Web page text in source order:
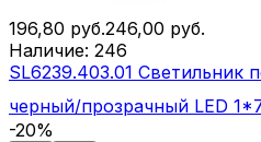
196,80 руб.246,00 руб.
Наличие: 246
SL6239.403.01 Светильник
черный/прозрачный LED
-20%